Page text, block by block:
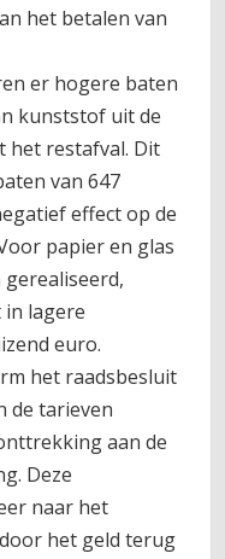
het betalen van
er hogere baten
kunststof uit de
het restafval. Dit
van 647
effect op de
papier en glas
lagere
euro.
het raadsbesluit
de tarieven
aan de
Deze
naar het
het geld terug